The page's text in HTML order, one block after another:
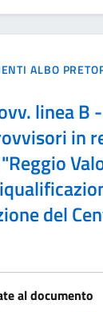
ALBO
linea B
in
del
al documento